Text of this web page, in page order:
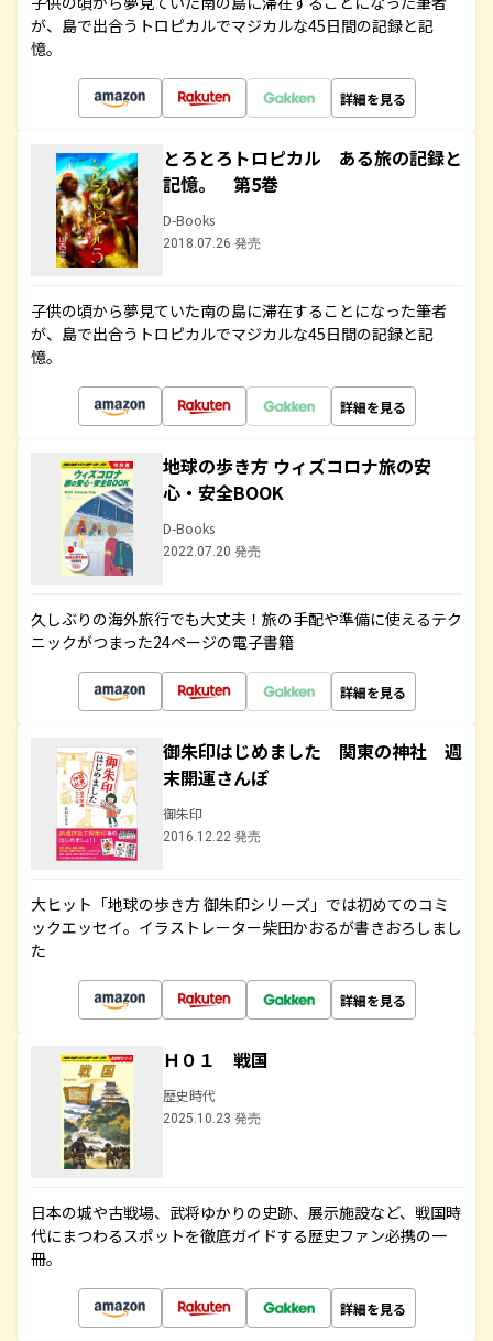
が、島で出合うトロピカルでマジカルな45日間の記録と記
憶。
詳細を見る
とろとろトロピカル ある旅の記録と
記憶。 第5巻
D-Books
2018.07.26 発売
子供の頃から夢見ていた南の島に滞在することになった筆者
が、島で出合うトロピカルでマジカルな45日間の記録と記
憶。
詳細を見る
地球の歩き方 ウィズコロナ旅の安
心・安全BOOK
D-Books
2022.07.20 発売
久しぶりの海外旅行でも大丈夫！旅の手配や準備に使えるテク
ニックがつまった24ページの電子書籍
詳細を見る
御朱印はじめました 関東の神社 週
末開運さんぽ
御朱印
2016.12.22 発売
大ヒット「地球の歩き方 御朱印シリーズ」では初めてのコミ
ックエッセイ。イラストレーター柴田かおるが書きおろしまし
た
詳細を見る
Ｈ０１ 戦国
歴史時代
2025.10.23 発売
日本の城や古戦場、武将ゆかりの史跡、展示施設など、戦国時
代にまつわるスポットを徹底ガイドする歴史ファン必携の一
冊。
詳細を見る